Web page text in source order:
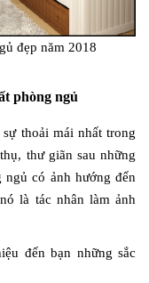
đẹp năm 2018
phòng ngủ
thoải mái nhất trong
thư giãn sau những
có ảnh hướng đến
là tác nhân làm ảnh
đến bạn những sắc